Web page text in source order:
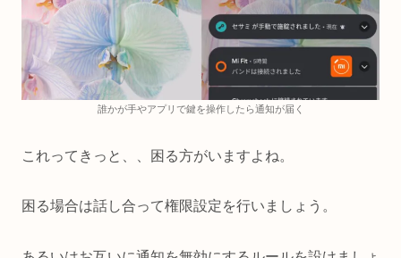
誰かが手やアプリで鍵を操作したら通知が届く
これってきっと、、困る方がいますよね。
困る場合は話し合って権限設定を行いましょう。